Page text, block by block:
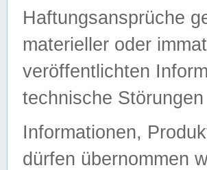
Haftungsansprüche
materieller oder
veröffentlichten
technische
Informationen,
dürfen übernommen